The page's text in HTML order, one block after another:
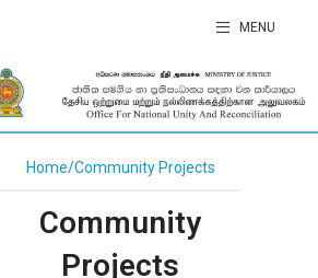
MENU
Home Community Projects
Community
Projects